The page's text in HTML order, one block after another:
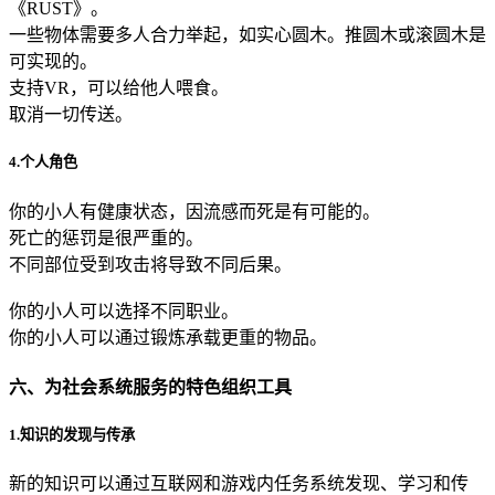
《RUST》。
一些物体需要多人合力举起，如实心圆木。推圆木或滚圆木是
可实现的。
支持VR，可以给他人喂食。
取消一切传送。
4.个人角色
你的小人有健康状态，因流感而死是有可能的。
死亡的惩罚是很严重的。
不同部位受到攻击将导致不同后果。
你的小人可以选择不同职业。
你的小人可以通过锻炼承载更重的物品。
六、为社会系统服务的特色组织工具
1.知识的发现与传承
新的知识可以通过互联网和游戏内任务系统发现、学习和传